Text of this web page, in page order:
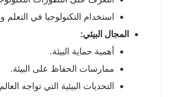
استخدام التكنولوجيا في التعلم
المجال البيئي:
أهمية حماية البيئة.
ممارسات الحفاظ على البيئة.
التحديات البيئية التي تواجه